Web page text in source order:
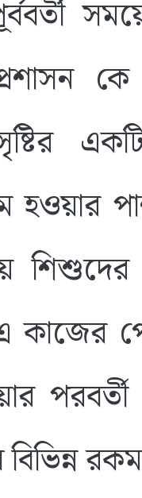
সৃষ্টির
হওয়ার
কাজের
বিভিন্ন